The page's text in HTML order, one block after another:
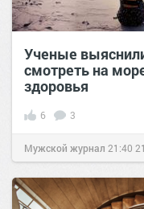
Ученые
смотреть на
здоровья
6 3
Мужской журнал 21:40